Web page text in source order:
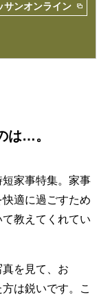
サンオンライン
は…。
短家事特集。家事
適に過ごすため
教えてくれてい
を見て、お
は鋭いです。こ